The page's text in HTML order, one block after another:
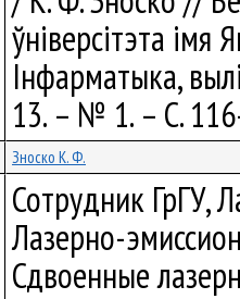
ўніверсітэта імя
Інфарматыка,
13. – № 1. – С.
Зноско К. Ф.
Сотрудник ГрГУ,
Лазерно-
Сдвоенные